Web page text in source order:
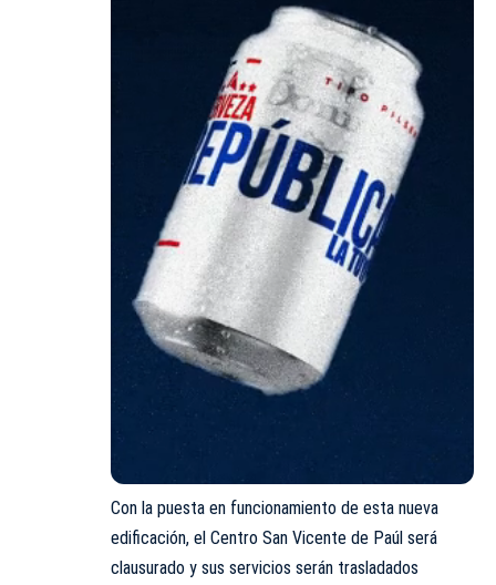
Con la puesta en funcionamiento de esta nueva
edificación, el Centro San Vicente de Paúl será
clausurado y sus servicios serán trasladados